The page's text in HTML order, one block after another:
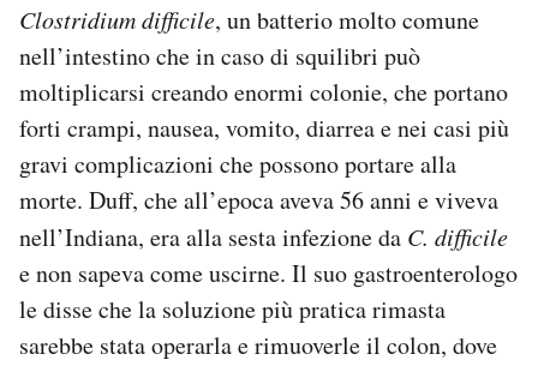
SHOP
CALENDARIO
AREA PERSONALE
Area Personale
Newsletter
Clostridium difficile, un batterio molto comune
nell’intestino che in caso di squilibri può
moltiplicarsi creando enormi colonie, che portano
forti crampi, nausea, vomito, diarrea e nei casi più
gravi complicazioni che possono portare alla
morte. Duff, che all’epoca aveva 56 anni e viveva
nell’Indiana, era alla sesta infezione da C. difficile
e non sapeva come uscirne. Il suo gastroenterologo
le disse che la soluzione più pratica rimasta
sarebbe stata operarla e rimuoverle il colon, dove